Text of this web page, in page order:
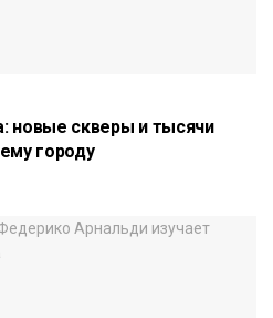
новые скверы и тысячи
городу